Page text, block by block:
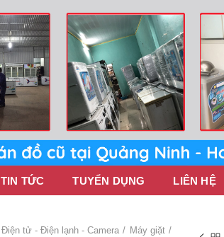
TIN TỨC TUYỂN DỤNG LIÊN HỆ
Điện tử - Điện lạnh - Camera
Máy giặt